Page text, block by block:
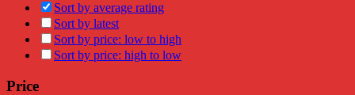
Sort by average rating
Sort by latest
Sort by price: low to high
Sort by price: high to low
Price